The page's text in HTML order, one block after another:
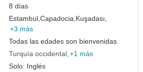
8 días
Estambul,Capadocia, Kuşadası,
+3 más
Todas las edades son bienvenidas
Turquía occidental +1 más
Solo: Inglés